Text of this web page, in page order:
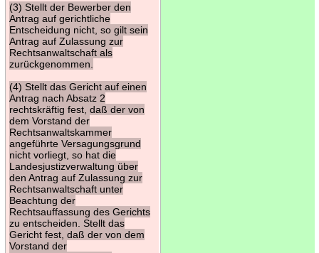
(3) Stellt der Bewerber den
Antrag auf gerichtliche
Entscheidung nicht, so gilt sein
Antrag auf Zulassung zur
Rechtsanwaltschaft als
zurückgenommen.
(4) Stellt das Gericht auf einen
Antrag nach Absatz 2
rechtskräftig fest, daß der von
dem Vorstand der
Rechtsanwaltskammer
angeführte Versagungsgrund
nicht vorliegt, so hat die
Landesjustizverwaltung über
den Antrag auf Zulassung zur
Rechtsanwaltschaft unter
Beachtung der
Rechtsauffassung des Gerichts
zu entscheiden. Stellt das
Gericht fest, daß der von dem
Vorstand der